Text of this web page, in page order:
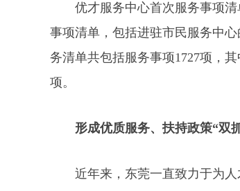
优才服务中心首次服务事项
事项清单，包括进驻市民服务中
务清单共包括服务事项1727项，
项。
形成优质服务、扶持政策“双
近年来，东莞一直致力于为